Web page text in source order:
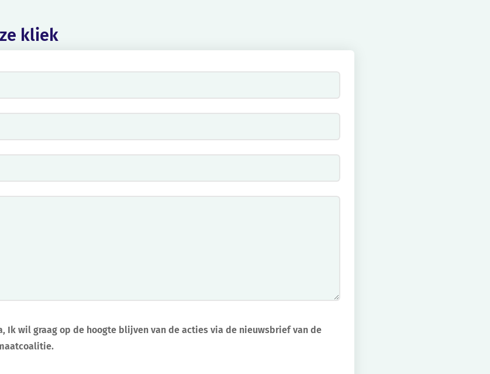
kliek
Ik wil graag op de hoogte blijven van de acties via de nieuwsbrief van de